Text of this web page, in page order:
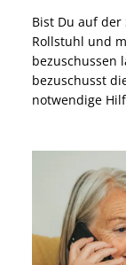
Bist Du auf der
Rollstuhl und
bezuschussen
bezuschusst
notwendige